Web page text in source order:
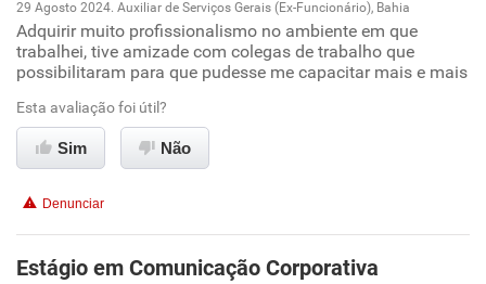
Oportunidade de promoção
Ambiente de trabalho
Conciliação com a vida familiar
29 Agosto 2024. Auxiliar de Serviços Gerais (Ex-Funcionário), Bahia
Adquirir muito profissionalismo no ambiente em que
trabalhei, tive amizade com colegas de trabalho que
possibilitaram para que pudesse me capacitar mais e mais
Esta avaliação foi útil?
Sim Não
Denunciar
Estágio em Comunicação Corporativa